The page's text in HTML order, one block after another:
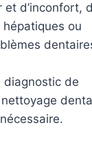
et d’inconfort,
ou
diagnostic de